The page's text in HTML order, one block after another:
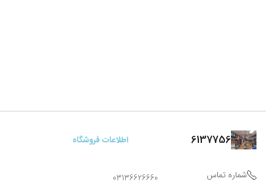
6137756 اطلاعات فروشگاه
شماره تماس 03136626660